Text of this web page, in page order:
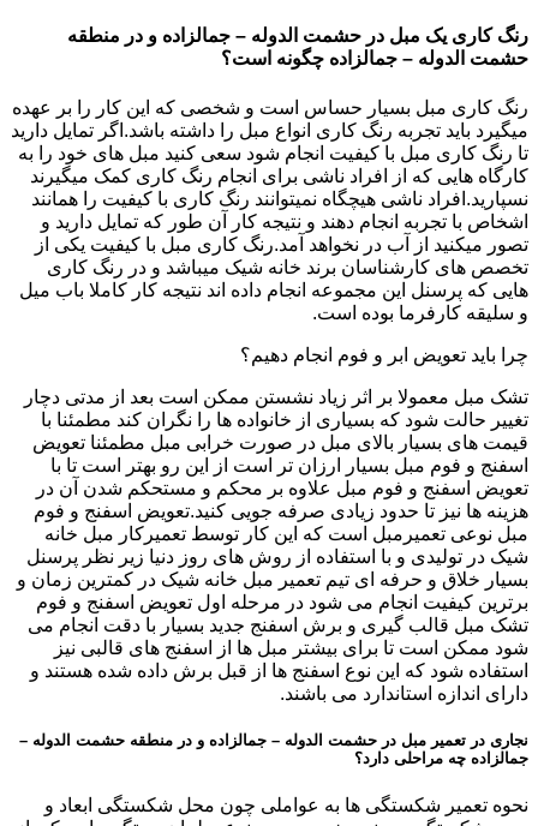
رنگ کاری یک مبل در حشمت الدوله – جمالزاده و در منطقه
حشمت الدوله – جمالزاده چگونه است؟
رنگ کاری مبل بسیار حساس است و شخصی که این کار را بر عهده
میگیرد باید تجربه رنگ کاری انواع مبل را داشته باشد.اگر تمایل دارید
تا رنگ کاری مبل با کیفیت انجام شود سعی کنید مبل های خود را به
کارگاه هایی که از افراد ناشی برای انجام رنگ کاری کمک میگیرند
نسپارید.افراد ناشی هیچگاه نمیتوانند رنگ کاری با کیفیت را همانند
اشخاص با تجربه انجام دهند و نتیجه کار آن طور که تمایل دارید و
تصور میکنید از آب در نخواهد آمد.رنگ کاری مبل با کیفیت یکی از
تخصص های کارشناسان برند خانه شیک میباشد و در رنگ کاری
هایی که پرسنل این مجموعه انجام داده اند نتیجه کار کاملا باب میل
و سلیقه کارفرما بوده است.
چرا باید تعویض ابر و فوم انجام دهیم؟
تشک مبل معمولا بر اثر زیاد نشستن ممکن است بعد از مدتی دچار
تغییر حالت شود که بسیاری از خانواده ها را نگران کند مطمئنا با
قیمت های بسیار بالای مبل در صورت خرابی مبل مطمئنا تعویض
اسفنج و فوم مبل بسیار ارزان تر است از این رو بهتر است تا با
تعویض اسفنج و فوم مبل علاوه بر محکم و مستحکم شدن آن در
هزینه ها نیز تا حدود زیادی صرفه جویی کنید.تعویض اسفنج و فوم
مبل نوعی تعمیرمبل است که این کار توسط تعمیرکار مبل خانه
شیک در تولیدی و با استفاده از روش های روز دنیا زیر نظر پرسنل
بسیار خلاق و حرفه ای تیم تعمیر مبل خانه شیک در کمترین زمان و
برترین کیفیت انجام می شود در مرحله اول تعویض اسفنج و فوم
تشک مبل قالب گیری و برش اسفنج جدید بسیار با دقت انجام می
شود ممکن است تا برای بیشتر مبل ها از اسفنج های قالبی نیز
استفاده شود که این نوع اسفنج ها از قبل برش داده شده هستند و
دارای اندازه استاندارد می باشند.
نجاری در تعمیر مبل در حشمت الدوله – جمالزاده و در منطقه حشمت الدوله –
جمالزاده چه مراحلی دارد؟
نحوه تعمیر شکستگی ها به عواملی چون محل شکستگی ابعاد و